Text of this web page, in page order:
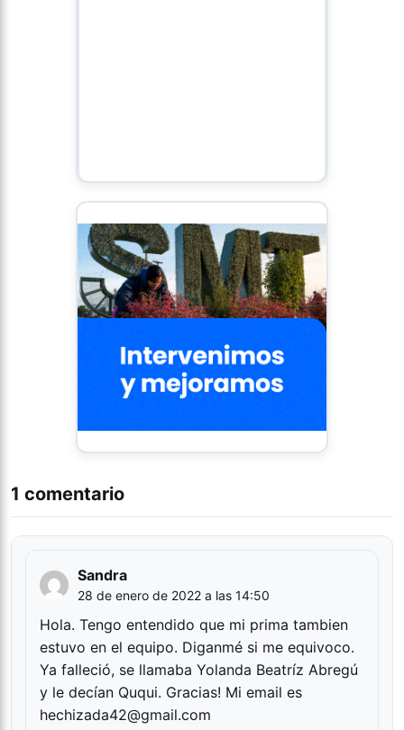
1 comentario
Sandra
28 de enero de 2022 a las 14:50
Hola. Tengo entendido que mi prima tambien
estuvo en el equipo. Diganmé si me equivoco.
Ya falleció, se llamaba Yolanda Beatríz Abregú
y le decían Ququi. Gracias! Mi email es
hechizada42@gmail.com